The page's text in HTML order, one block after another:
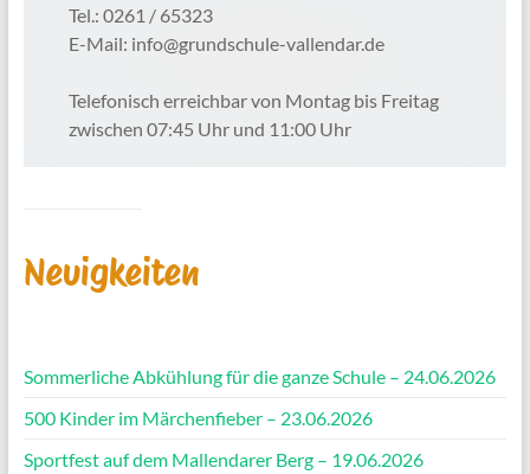
Tel.: 0261 / 65323
E-Mail: info@grundschule-vallendar.de
Telefonisch erreichbar von Montag bis Freitag
zwischen 07:45 Uhr und 11:00 Uhr
Neuigkeiten
Sommerliche Abkühlung für die ganze Schule – 24.06.2026
500 Kinder im Märchenfieber – 23.06.2026
Sportfest auf dem Mallendarer Berg – 19.06.2026